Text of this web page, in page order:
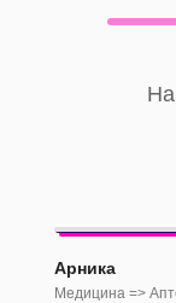
Арника
Медицина =>